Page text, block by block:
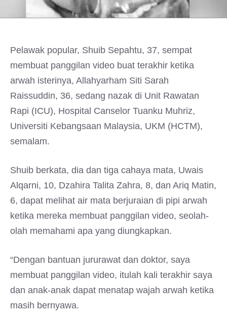
Pelawak popular, Shuib Sepahtu, 37, sempat
membuat panggilan video buat terakhir ketika
arwah isterinya, Allahyarham Siti Sarah
Raissuddin, 36, sedang nazak di Unit Rawatan
Rapi (ICU), Hospital Canselor Tuanku Muhriz,
Universiti Kebangsaan Malaysia, UKM (HCTM),
semalam.
Shuib berkata, dia dan tiga cahaya mata, Uwais
Alqarni, 10, Dzahira Talita Zahra, 8, dan Ariq Matin,
6, dapat melihat air mata berjuraian di pipi arwah
ketika mereka membuat panggilan video, seolah-
olah memahami apa yang diungkapkan.
“Dengan bantuan jururawat dan doktor, saya
membuat panggilan video, itulah kali terakhir saya
dan anak-anak dapat menatap wajah arwah ketika
masih bernyawa.